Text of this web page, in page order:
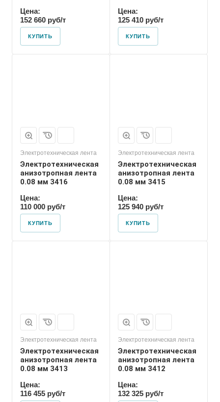
Цена:
152 660 руб/т
КУПИТЬ
Цена:
125 410 руб/т
КУПИТЬ
Электротехническая лента
Электротехническая
анизотропная лента
0.08 мм 3416
Цена:
110 000 руб/т
КУПИТЬ
Электротехническая лента
Электротехническая
анизотропная лента
0.08 мм 3415
Цена:
125 940 руб/т
КУПИТЬ
Электротехническая лента
Электротехническая
анизотропная лента
0.08 мм 3413
Цена:
116 455 руб/т
Электротехническая лента
Электротехническая
анизотропная лента
0.08 мм 3412
Цена:
132 325 руб/т